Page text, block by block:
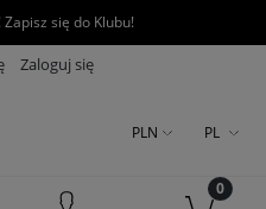
Zapisz się do Klubu!
Zaloguj się
PLN PL